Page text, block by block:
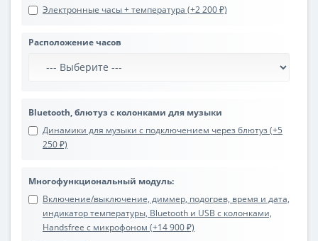
Электронные часы + температура (+2 200 ₽)
Расположение часов
Bluetooth, блютуз с колонками для музыки
Динамики для музыки с подключением через блютуз (+5
250 ₽)
Многофункциональный модуль:
Включение/выключение, диммер, подогрев, время и дата,
индикатор температуры, Bluetooth и USB с колонками,
Handsfree с микрофоном (+14 900 ₽)